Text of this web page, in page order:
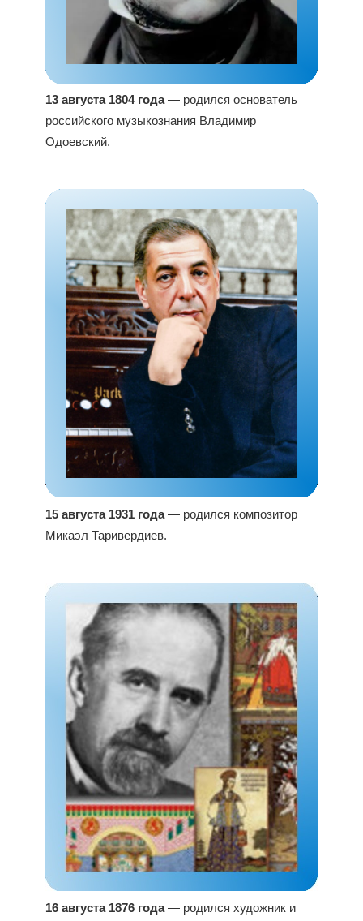
13 августа 1804 года— родился основатель
российского музыкознания Владимир
Одоевский.
15 августа 1931 года— родился композитор
Микаэл Таривердиев.
16 августа 1876 года— родился художник и